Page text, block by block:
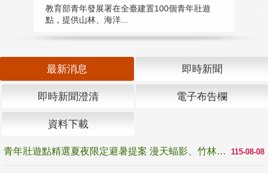
教育部青年發展署在全臺建置100個青年壯遊
點，提供山林、海洋...
最新消息 即時新聞
即時新聞澄清 電子布告欄
資料下載
115-08-08
青年壯遊點精選夏夜限定避暑提案 漫天蝠影、竹林尋蛙、茶香夜觀 邀青年暮色出發